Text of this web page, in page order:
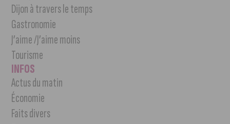
Dijon à travers le temps
Gastronomie
J’aime /J’aime moins
Tourisme
INFOS
Actus du matin
Économie
Faits divers